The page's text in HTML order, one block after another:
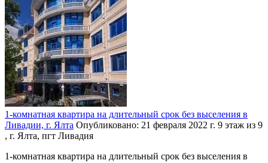
1-комнатная квартира на длительный срок без выселения в
Ливадии, г. Ялта Опубликовано: 21 февраля 2022 г. 9 этаж из 9
, г. Ялта, пгт Ливадия
1-комнатная квартира на длительный срок без выселения в